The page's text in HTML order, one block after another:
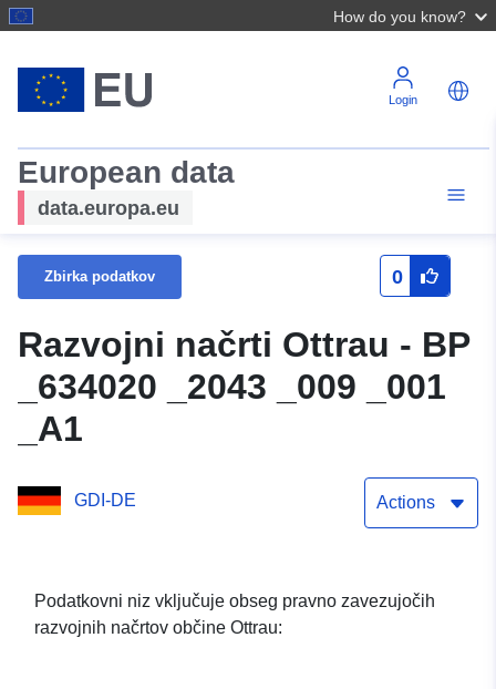
How do you know?
Login
European data
data.europa.eu
Zbirka podatkov 0
Razvojni načrti Ottrau - BP
_634020 _2043 _009 _001
_A1
GDI-DE Actions
Podatkovni niz vključuje obseg pravno zavezujočih
razvojnih načrtov občine Ottrau: